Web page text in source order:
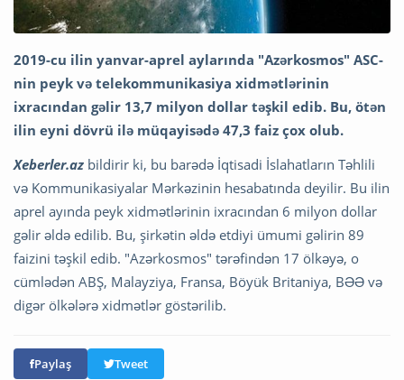
2019-cu ilin yanvar-aprel aylarında "Azərkosmos" ASC-
nin peyk və telekommunikasiya xidmətlərinin
ixracından gəlir 13,7 milyon dollar təşkil edib. Bu, ötən
ilin eyni dövrü ilə müqayisədə 47,3 faiz çox olub.
Xeberler.az bildirir ki, bu barədə İqtisadi İslahatların Təhlili
və Kommunikasiyalar Mərkəzinin hesabatında deyilir. Bu ilin
aprel ayında peyk xidmətlərinin ixracından 6 milyon dollar
gəlir əldə edilib. Bu, şirkətin əldə etdiyi ümumi gəlirin 89
faizini təşkil edib. "Azərkosmos" tərəfindən 17 ölkəyə, o
cümlədən ABŞ, Malayziya, Fransa, Böyük Britaniya, BƏƏ və
digər ölkələrə xidmətlər göstərilib.
Paylaş Tweet